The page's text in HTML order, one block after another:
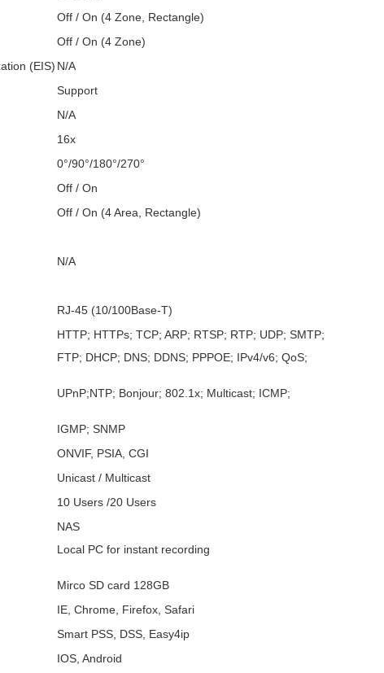
Off / On (4 Zone, Rectangle)
Off / On (4 Zone)
(EIS) N/A
Support
N/A
16x
0°/90°/180°/270°
Off / On
Off / On (4 Area, Rectangle)
N/A
RJ-45 (10/100Base-T)
HTTP; HTTPs; TCP; ARP; RTSP; RTP; UDP; SMTP;
FTP; DHCP; DNS; DDNS; PPPOE; IPv4/v6; QoS;
UPnP;NTP; Bonjour; 802.1x; Multicast; ICMP;
IGMP; SNMP
ONVIF, PSIA, CGI
Unicast / Multicast
10 Users /20 Users
NAS
Local PC for instant recording
Mirco SD card 128GB
IE, Chrome, Firefox, Safari
Smart PSS, DSS, Easy4ip
IOS, Android